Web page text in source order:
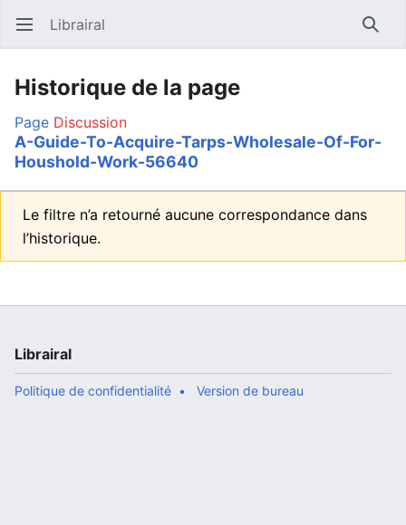
Ouvrir le menu principal Librairal
Historique de la page
Page Discussion
A-Guide-To-Acquire-Tarps-Wholesale-Of-For-
Houshold-Work-56640
Le filtre n’a retourné aucune correspondance dans
l’historique.
Librairal
Politique de confidentialité Version de bureau